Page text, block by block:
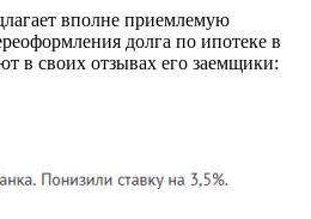
вполне приемлемую
долга по ипотеке в
в своих отзывах его заемщики: